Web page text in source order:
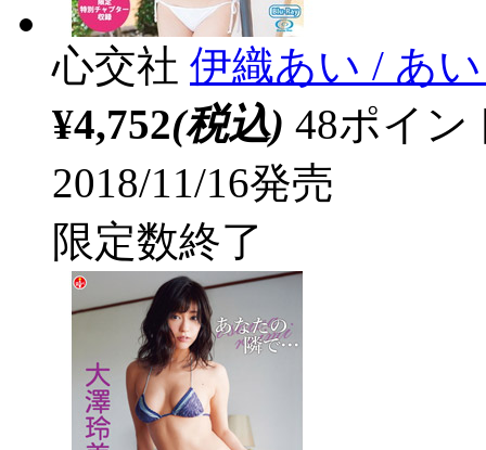
心交社 伊織あい / あ
¥4,752(税込) 48ポイ
2018/11/16発売
限定数終了